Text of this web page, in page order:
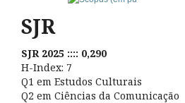
SJR
SJR 2025 :::: 0,290
H-Index: 7
Q1 em Estudos Culturais
Q2 em Ciências da Comunicação